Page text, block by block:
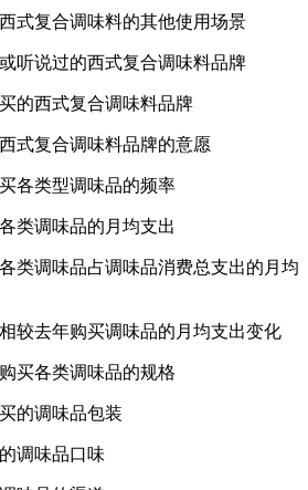
式复合调味料的其他使用场景
听说过的西式复合调味料品牌
的西式复合调味料品牌
式复合调味料品牌的意愿
各类型调味品的频率
类调味品的月均支出
类调味品占调味品消费总支出的月均
较去年购买调味品的月均支出变化
买各类调味品的规格
的调味品包装
调味品口味